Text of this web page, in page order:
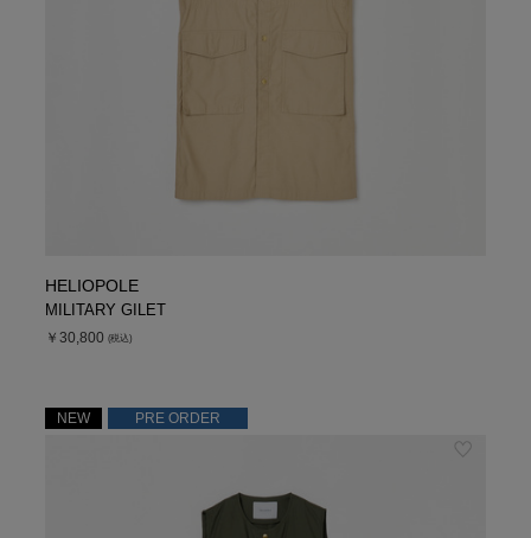
HELIOPOLE
MILITARY GILET
￥30,800 (税込)
NEW PRE ORDER